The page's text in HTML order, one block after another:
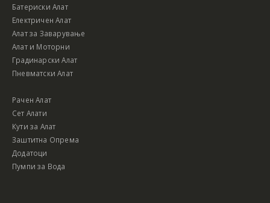
Батериски Алат
Електричен Алат
Алат за Заварување
Алат и Моторни
Градинарски Алат
Пневматски Алат
Рачен Алат
Сет Алати
Кути за Алат
Заштитна Опрема
Додатоци
Пумпи за Вода